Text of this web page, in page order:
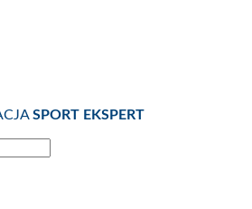
SPORT EKSPERT